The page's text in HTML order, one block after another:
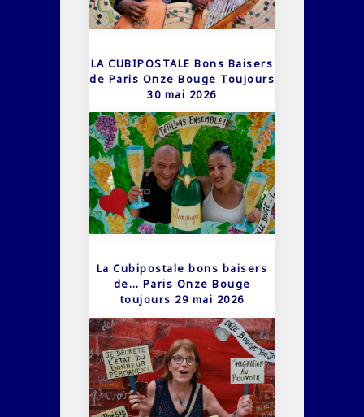
LA CUBIPOSTALE Bons Baisers
de Paris Onze Bouge Toujours
30 mai 2026
La Cubipostale bons baisers
de… Paris Onze Bouge
toujours 29 mai 2026